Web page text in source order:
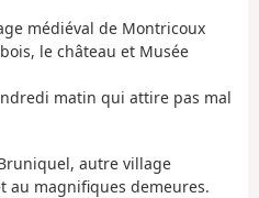
médiéval de Montricoux
le château et Musée
matin qui attire pas mal
autre village
au magnifiques demeures.